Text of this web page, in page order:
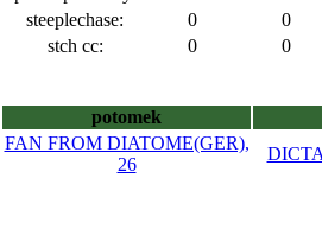
steeplechase:
0 0
stch cc:
0 0
potomek
FAN FROM DIATOME(GER),
26